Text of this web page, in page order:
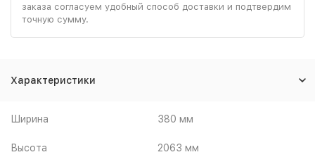
заказа согласуем удобный способ доставки и подтвердим
точную сумму.
Характеристики
Ширина 380 мм
Высота 2063 мм